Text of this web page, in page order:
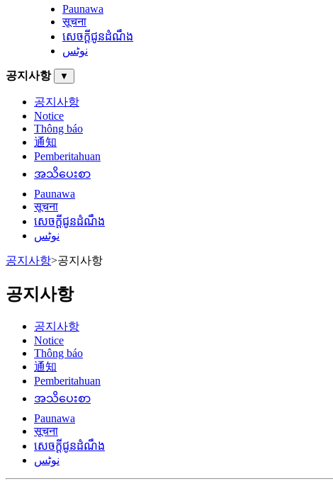
Paunawa
सूचना
សេចក្តីជូនដំណឹង
نوٹس
공지사항 ▼
공지사항
Notice
Thông báo
通知
Pemberitahuan
အသိပေးစာ
Paunawa
सूचना
សេចក្តីជូនដំណឹង
نوٹس
공지사항>공지사항
공지사항
공지사항
Notice
Thông báo
通知
Pemberitahuan
အသိပေးစာ
Paunawa
सूचना
សេចក្តីជូនដំណឹង
نوٹس